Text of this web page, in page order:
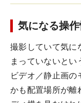
気になる操
撮影していて気に
まっていないと
ビデオ／静止画の
かも配置場所が離